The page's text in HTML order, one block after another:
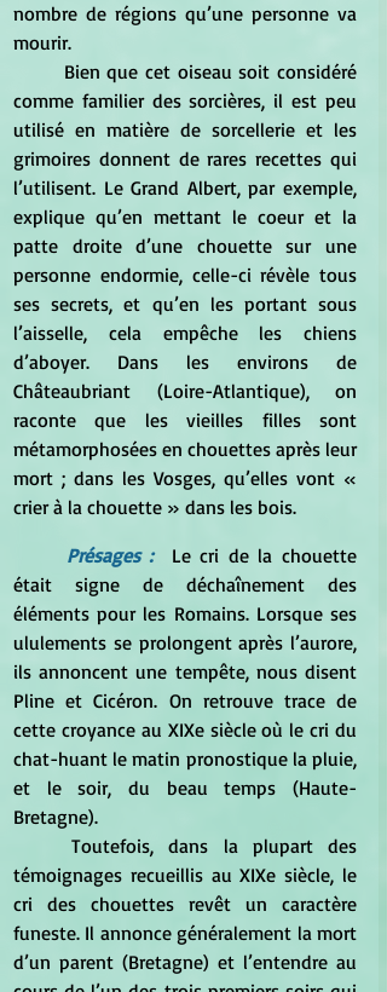
nombre de régions qu’une personne va
mourir.
comme familier des sorcières, il est peu
utilisé en matière de sorcellerie et les
grimoires donnent de rares recettes qui
l’utilisent. Le Grand Albert, par exemple,
explique qu’en mettant le coeur et la
patte droite d’une chouette sur une
personne endormie, celle-ci révèle tous
ses secrets, et qu’en les portant sous
l’aisselle, cela empêche les chiens
d’aboyer. Dans les environs de
Châteaubriant (Loire-Atlantique), on
raconte que les vieilles filles sont
métamorphosées en chouettes après leur
mort ; dans les Vosges, qu’elles vont «
crier à la chouette » dans les bois.
Présages : Le cri de la chouette
était signe de déchaînement des
éléments pour les Romains. Lorsque ses
ululements se prolongent après l’aurore,
ils annoncent une tempête, nous disent
Pline et Cicéron. On retrouve trace de
cette croyance au XIXe siècle où le cri du
chat-huant le matin pronostique la pluie,
et le soir, du beau temps (Haute-
Bretagne).
	Toutefois, dans la plupart des
témoignages recueillis au XIXe siècle, le
cri des chouettes revêt un caractère
funeste. Il annonce généralement la mort
d’un parent (Bretagne) et l’entendre au